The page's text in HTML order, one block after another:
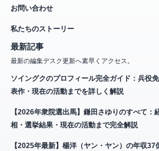
お問い合わせ
私たちのストーリー
最新記事
最新の編集デスク更新へ素早くアクセス。
ソイングクのプロフィール完全ガイド：兵役
表作・現在の活動までを詳しく解説
【2026年衆院選出馬】鎌田さゆりのすべて：
相・選挙結果・現在の活動まで完全解説
【2025年最新】楊洋（ヤン・ヤン）の年収